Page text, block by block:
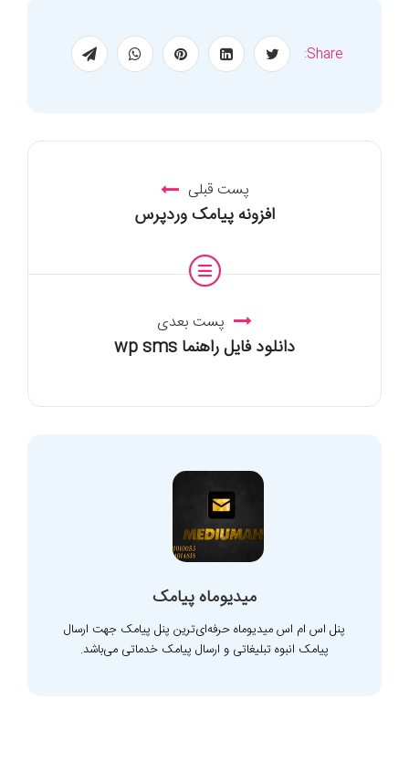
Share:
پست قبلی
افزونه پیامک وردپرس
پست بعدی
دانلود فایل راهنما wp sms
میدیوماه پیامک
پنل اس ام اس میدیوماه حرفه‌ای‌ترین پنل پیامک جهت ارسال
پیامک انبوه تبلیغاتی و ارسال پیامک خدماتی می‌باشد.